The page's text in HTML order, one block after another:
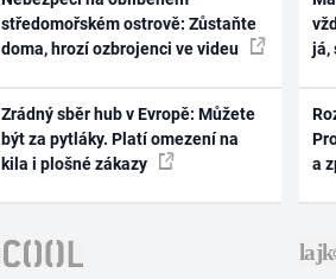
středomořském ostrově: Zůstaňte
doma, hrozí ozbrojenci ve videu
Zrádný sběr hub v Evropě: Můžete
být za pytláky. Platí omezení na
kila i plošné zákazy
já,
a